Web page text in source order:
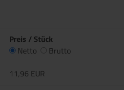
Preis / Stück
Netto
Brutto
11,96 EUR